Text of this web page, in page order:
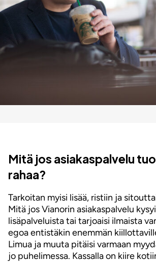
Mitä jos asiakaspalvelu
rahaa?
Tarkoitan myisi lisää, ristiin ja
Mitä jos Vianorin asiakaspalvelu
lisäpalveluista tai tarjoaisi ilmaista
egoa entistäkin enemmän
Limua ja muuta pitäisi varmaan
jo puhelimessa. Kassalla on kiire